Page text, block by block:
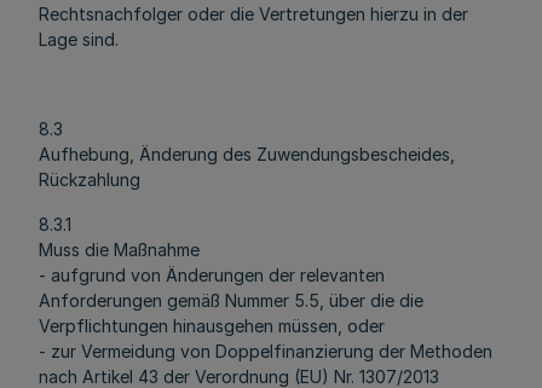
Rechtsnachfolger oder die Vertretungen hierzu in der
Lage sind.
8.3
Aufhebung, Änderung des Zuwendungsbescheides,
Rückzahlung
8.3.1
Muss die Maßnahme
- aufgrund von Änderungen der relevanten
Anforderungen gemäß Nummer 5.5, über die die
Verpflichtungen hinausgehen müssen, oder
- zur Vermeidung von Doppelfinanzierung der Methoden
nach Artikel 43 der Verordnung (EU) Nr. 1307/2013